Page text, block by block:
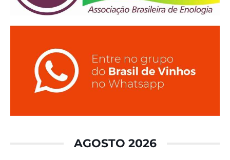
AGOSTO 2026